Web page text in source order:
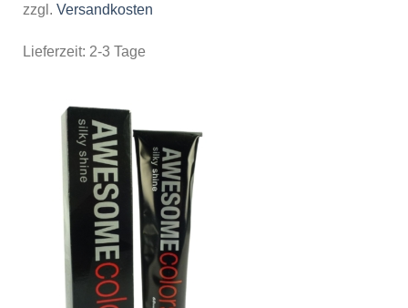
zzgl. Versandkosten
Lieferzeit: 2-3 Tage